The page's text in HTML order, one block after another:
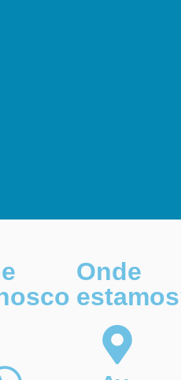
Onde